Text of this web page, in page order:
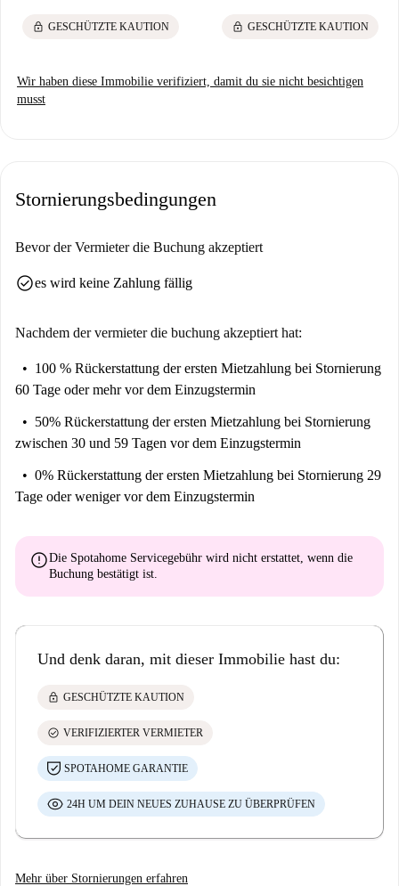
lock GESCHÜTZTE KAUTION lock GESCHÜTZTE KAUTION
Wir haben diese Immobilie verifiziert, damit du sie nicht besichtigen
musst
Stornierungsbedingungen
Bevor der Vermieter die Buchung akzeptiert
check_circlees wird keine Zahlung fällig
Nachdem der vermieter die buchung akzeptiert hat:
100 % Rückerstattung der ersten Mietzahlung bei Stornierung
60 Tage oder mehr vor dem Einzugstermin
50% Rückerstattung der ersten Mietzahlung bei Stornierung
zwischen 30 und 59 Tagen vor dem Einzugstermin
0% Rückerstattung der ersten Mietzahlung bei Stornierung 29
Tage oder weniger vor dem Einzugstermin
errorDie Spotahome Servicegebühr wird nicht erstattet , wenn die
Buchung bestätigt ist.
Und denk daran, mit dieser Immobilie hast du:
lock GESCHÜTZTE KAUTION
check_circle VERIFIZIERTER VERMIETER
SPOTAHOME GARANTIE
24H UM DEIN NEUES ZUHAUSE ZU ÜBERPRÜFEN
Mehr über Stornierungen erfahren